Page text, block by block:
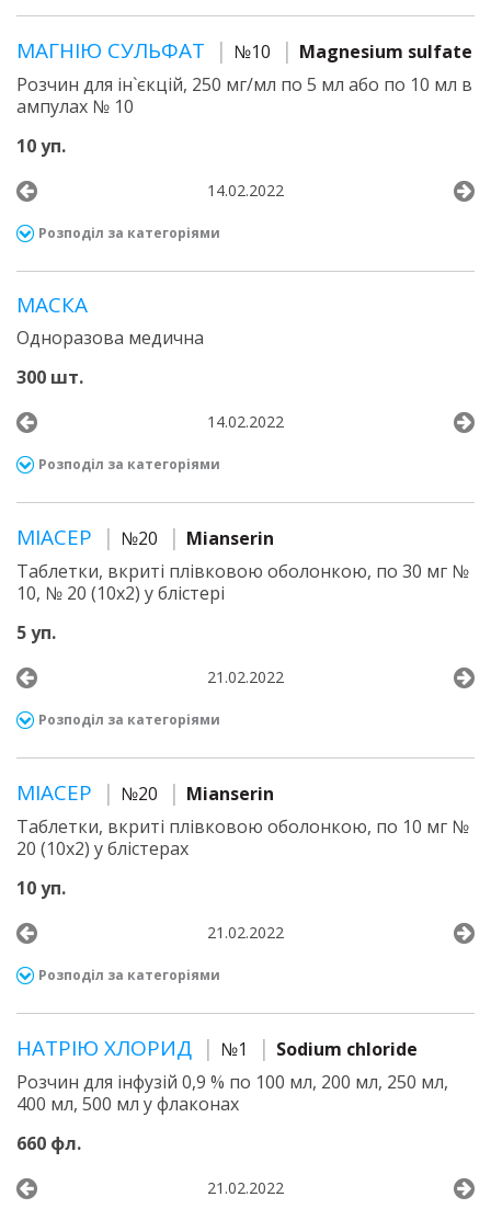
МАГНІЮ СУЛЬФАТ №10
Magnesium sulfate
Розчин для ін`єкцій, 250 мг/мл по 5 мл або по 10 мл в
ампулах № 10
10 уп.
14.02.2022
Розподіл за категоріями
МАСКА
Одноразова медична
300 шт.
14.02.2022
Розподіл за категоріями
МІАСЕР №20
Mianserin
Таблетки, вкриті плівковою оболонкою, по 30 мг №
10, № 20 (10х2) у блістері
5 уп.
21.02.2022
Розподіл за категоріями
МІАСЕР №20
Mianserin
Таблетки, вкриті плівковою оболонкою, по 10 мг №
20 (10х2) у блістерах
10 уп.
21.02.2022
Розподіл за категоріями
НАТРІЮ ХЛОРИД №1
Sodium chloride
Розчин для інфузій 0,9 % по 100 мл, 200 мл, 250 мл,
400 мл, 500 мл у флаконах
660 фл.
21.02.2022